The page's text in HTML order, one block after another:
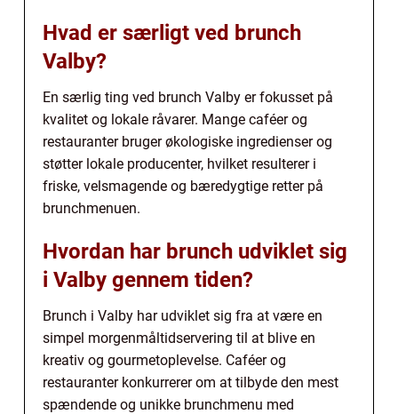
Hvad er særligt ved brunch
Valby?
En særlig ting ved brunch Valby er fokusset på
kvalitet og lokale råvarer. Mange caféer og
restauranter bruger økologiske ingredienser og
støtter lokale producenter, hvilket resulterer i
friske, velsmagende og bæredygtige retter på
brunchmenuen.
Hvordan har brunch udviklet sig
i Valby gennem tiden?
Brunch i Valby har udviklet sig fra at være en
simpel morgenmåltidservering til at blive en
kreativ og gourmetoplevelse. Caféer og
restauranter konkurrerer om at tilbyde den mest
spændende og unikke brunchmenu med